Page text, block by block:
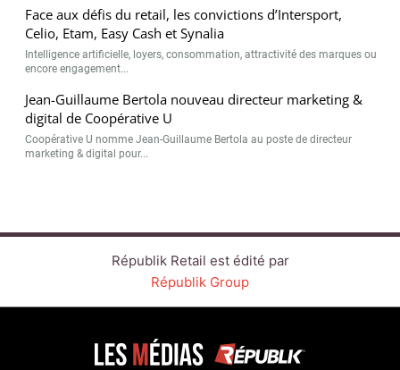
Face aux défis du retail, les convictions d’Intersport,
Celio, Etam, Easy Cash et Synalia
Intelligence artificielle, loyers, consommation, attractivité des marques ou
encore engagement...
Jean-Guillaume Bertola nouveau directeur marketing &
digital de Coopérative U
Coopérative U nomme Jean-Guillaume Bertola au poste de directeur
marketing & digital pour...
Républik Retail est édité par
Républik Group